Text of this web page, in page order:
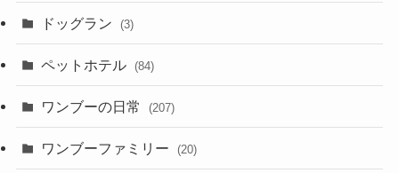
ドッグラン (3)
ペットホテル (84)
ワンブーの日常 (207)
ワンブーファミリー (20)